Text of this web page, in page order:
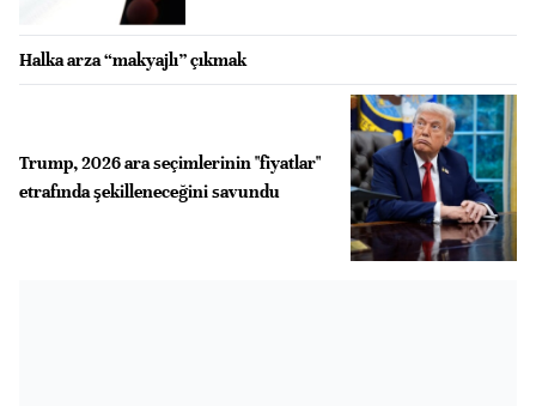
Halka arza “makyajlı” çıkmak
Trump, 2026 ara seçimlerinin "fiyatlar"
etrafında şekilleneceğini savundu